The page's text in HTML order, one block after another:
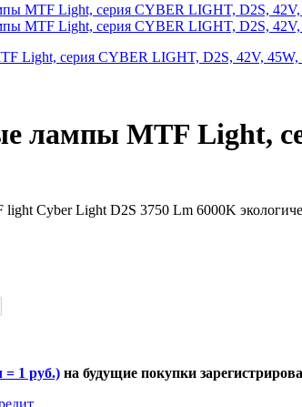
лампы MTF Light,
Cyber Light D2S 3750 Lm 6000K
= 1 руб.) на будущие покупки